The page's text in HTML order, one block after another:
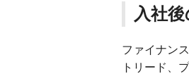
入社
ファイナン
トリード、